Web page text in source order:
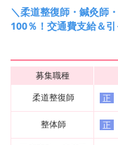
＼柔道整復師・鍼灸師
100％！交通費支給＆
募集職種
柔道整復師
正
整体師 正